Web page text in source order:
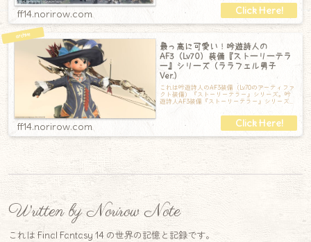
ff14.norirow.com
最っ高に可愛い！吟遊詩人の
AF3（Lv70）装備『ストーリーテラ
ー』シリーズ（ララフェル男子
Ver.）
これは吟遊詩人のAF3装備（Lv70のアーティファ
クト装備）『ストーリーテラー』シリーズ。吟
遊詩人AF3装備『ストーリーテラー』シリーズ
ff14.norirow.com
Written by Norirow Note
これは Final Fantasy 14 の世界の記憶と記録です。